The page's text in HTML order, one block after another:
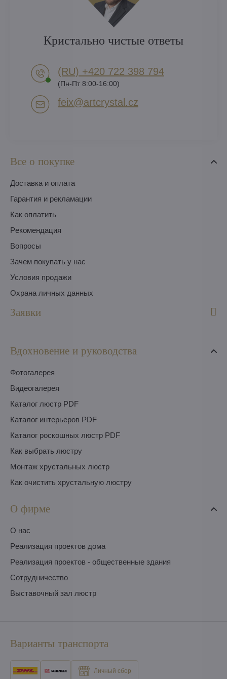
Все о покупке
Доставка и оплата
Гарантия и рекламации
Как оплатить
Pекомендация
Вопросы
Зачем покупать у нас
Условия продажи
Охрана личных данных
Заявки
Вдохновение и руководства
Фотогалерея
Видеогалерея
Каталог люстр PDF
Каталог интерьеров PDF
Каталог роскошных люстр PDF
Как выбрать люстру
Монтаж хрустальных люстр
Как очистить хрустальную люстру
О фирме
O нас
Pеализация проектов дома
Pеализация проектов - общественные здания
Сотрудничество
Выставочный зал люстр
Кристально чистые ответы
(RU) +420 722 398 794​
(Пн-Пт 8:00-16:00)
feix​@artcrystal​.cz
Варианты транспорта
Личный сбор